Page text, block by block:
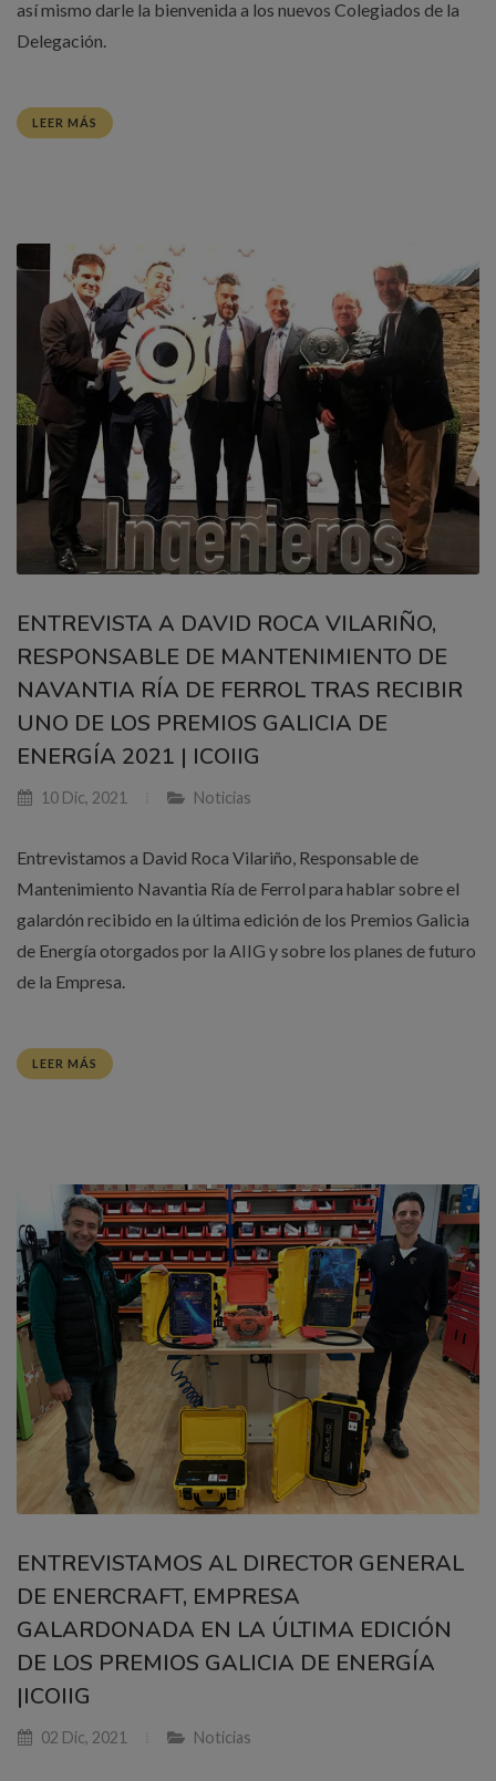
así mismo darle la bienvenida a los nuevos Colegiados de la
Delegación.
LEER MÁS
ENTREVISTA A DAVID ROCA VILARIÑO,
RESPONSABLE DE MANTENIMIENTO DE
NAVANTIA RÍA DE FERROL TRAS RECIBIR
UNO DE LOS PREMIOS GALICIA DE
ENERGÍA 2021 | ICOIIG
10 Dic, 2021 Noticias
Entrevistamos a David Roca Vilariño, Responsable de
Mantenimiento Navantia Ría de Ferrol para hablar sobre el
galardón recibido en la última edición de los Premios Galicia
de Energía otorgados por la AIIG y sobre los planes de futuro
de la Empresa.
LEER MÁS
ENTREVISTAMOS AL DIRECTOR GENERAL
DE ENERCRAFT, EMPRESA
GALARDONADA EN LA ÚLTIMA EDICIÓN
DE LOS PREMIOS GALICIA DE ENERGÍA
|ICOIIG
02 Dic, 2021 Noticias